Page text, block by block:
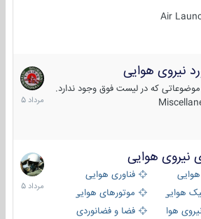
Air
نیروی هوایی
که در لیست فوق وجود ندارد.
7
مرداد
1405
هوایی
فناوری هوایی
هوایی
موتورهای هوایی
هوایی
فضا و فضانوردی
2
مرداد
1405